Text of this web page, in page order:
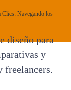
Clics: Navegando los
diseño para
y
freelancers.